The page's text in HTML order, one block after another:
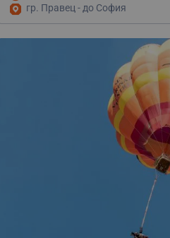
гр. Правец - до София